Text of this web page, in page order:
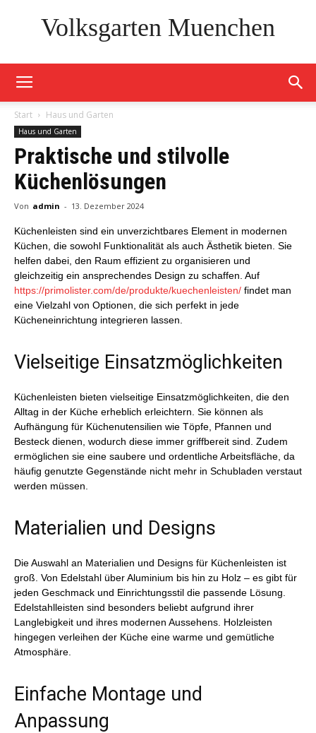
Volksgarten Muenchen
Start Haus und Garten
Haus und Garten
Praktische und stilvolle
Küchenlösungen
Von admin - 13. Dezember 2024
Küchenleisten sind ein unverzichtbares Element in modernen
Küchen, die sowohl Funktionalität als auch Ästhetik bieten. Sie
helfen dabei, den Raum effizient zu organisieren und
gleichzeitig ein ansprechendes Design zu schaffen. Auf
https://primolister.com/de/produkte/kuechenleisten/ findet man
eine Vielzahl von Optionen, die sich perfekt in jede
Kücheneinrichtung integrieren lassen.
Vielseitige Einsatzmöglichkeiten
Küchenleisten bieten vielseitige Einsatzmöglichkeiten, die den
Alltag in der Küche erheblich erleichtern. Sie können als
Aufhängung für Küchenutensilien wie Töpfe, Pfannen und
Besteck dienen, wodurch diese immer griffbereit sind. Zudem
ermöglichen sie eine saubere und ordentliche Arbeitsfläche, da
häufig genutzte Gegenstände nicht mehr in Schubladen verstaut
werden müssen.
Materialien und Designs
Die Auswahl an Materialien und Designs für Küchenleisten ist
groß. Von Edelstahl über Aluminium bis hin zu Holz – es gibt für
jeden Geschmack und Einrichtungsstil die passende Lösung.
Edelstahlleisten sind besonders beliebt aufgrund ihrer
Langlebigkeit und ihres modernen Aussehens. Holzleisten
hingegen verleihen der Küche eine warme und gemütliche
Atmosphäre.
Einfache Montage und
Anpassung